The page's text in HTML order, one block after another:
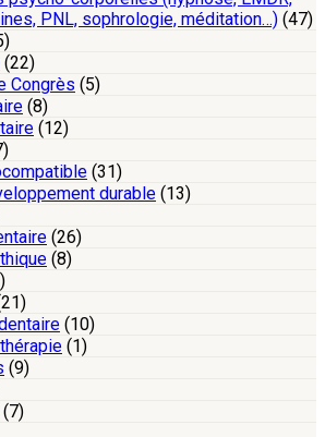
PNL, sophrologie, méditation…) (47)
(22)
Congrès (5)
(8)
(12)
(31)
durable (13)
(26)
(8)
(10)
(1)
(9)
(7)